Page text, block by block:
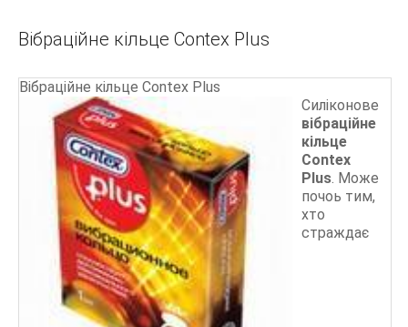
Viva
Sico
Innotex
Masculan
Гусарські
Lifestyles
Contex
Вібраційне кільце Contex Plus
Вібраційне кільце Contex Plus
Силіконове
вібраційне
кільце
Contex
Plus. Може
почоь тим,
хто
страждає